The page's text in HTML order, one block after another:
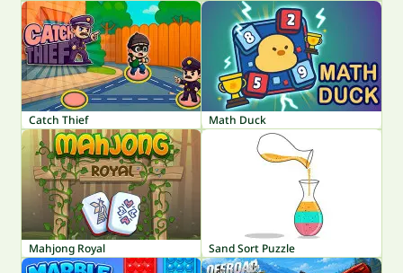
Catch Thief Math Duck
Mahjong Royal Sand Sort Puzzle